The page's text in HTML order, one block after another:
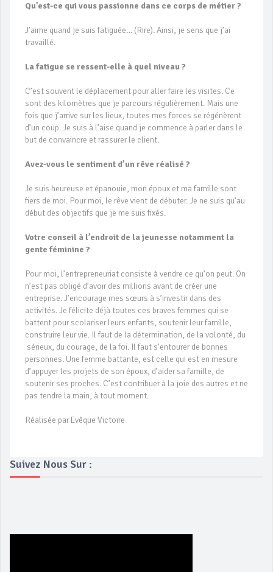
Qu’est-ce qui vous passionne dans ce corps de métier ?
J’aime quand je suis fatiguée… (Rire). Ainsi, je sens que j’ai
travaillé.
La fatigue se ressent-elle à quel niveau ?
C’est souvent le déplacement pour aller faire les visites. Ce
sont des kilomètres que je parcours régulièrement. Mais une
fois que j’arrive sur les lieux, toutes mes forces se régénèrent
d’un coup. Je suis à l’aise quand je commence à parler dans le
but de convaincre et rassurer le client.
Avez-vous le sentiment d’un rêve réalisé ?
Je suis heureuse et épanouie, mon époux et ma famille sont
fiers de moi. Pour moi, le rêve vient de débuter. Je ne suis qu’au
début des objectifs que je me suis fixés.
Votre conseil à l’endroit de la jeunesse notamment la
gente féminine ?
Pour moi, l’entrepreneuriat consiste à vendre ce qu’on peut. On
n’est pas obligé d’avoir des millions avant de créer une
entreprise. J’encourage mes sœurs à s’investir dans des
activités. Je félicite déjà toutes ces braves femmes qui se
battent pour scolariser leurs enfants, soutenir leur famille,
construire leur vie. Il faut de la détermination, de la volonté, du
sérieux, du courage, de la foi. Il faut s’entourer de bonnes
personnes. Une femme battante, est celle qui est en mesure
d’appuyer les projets de son époux, d’aider sa famille, de
soutenir ses proches. C’est contribuer à la joie des autres et ne
pas tendre la main, à tout moment.
Réalisée par Evêque Victoire
Suivez Nous Sur :